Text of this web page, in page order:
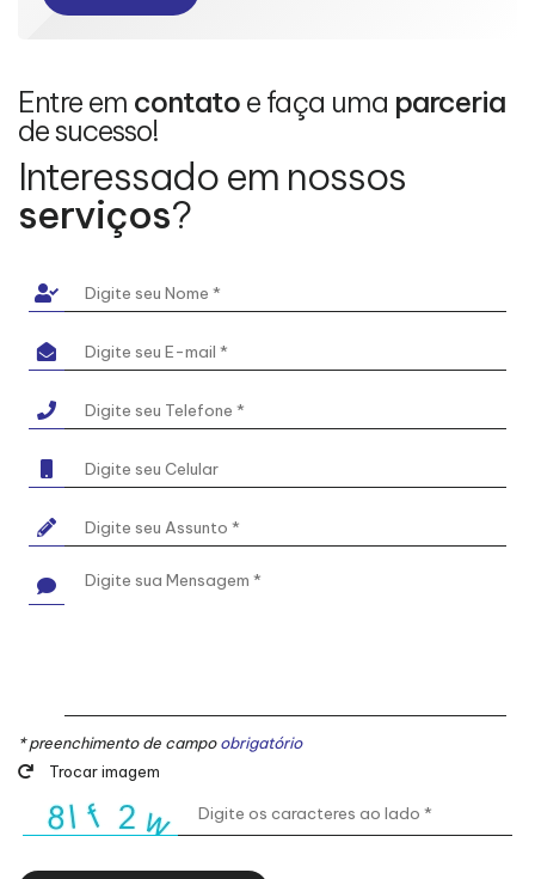
Entre em contato e faça uma parceria
de sucesso!
Interessado em nossos
serviços?
* preenchimento de campoobrigatório
Trocar imagem